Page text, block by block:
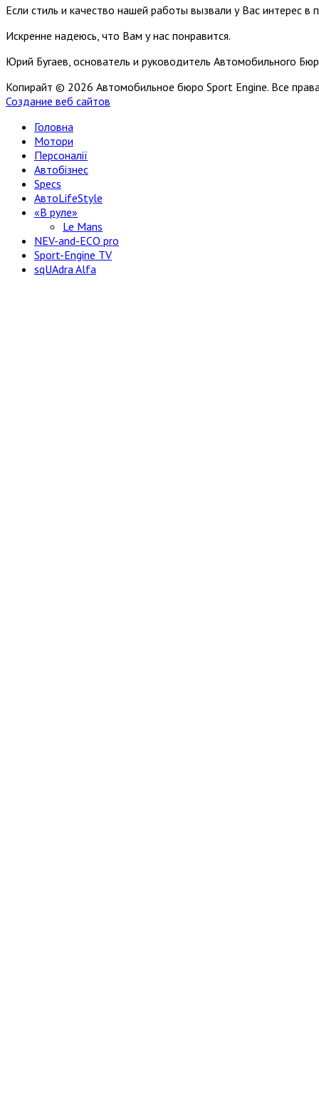
Если стиль и качество нашей работы вызвали у Вас интерес в
Искренне надеюсь, что Вам у нас понравится.
Юрий Бугаев, основатель и руководитель Автомобильного
Копирайт © 2026 Автомобильное бюро Sport Engine. Все
Создание веб сайтов
Головна
Мотори
Персоналії
Автобізнес
Specs
АвтоLifeStyle
«В руле»
Le Mans
NEV-and-ECO pro
Sport-Engine TV
sqUAdra Alfa